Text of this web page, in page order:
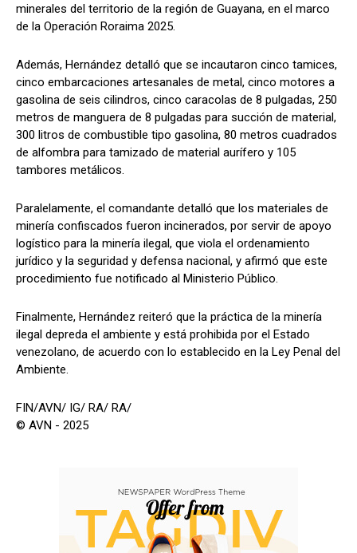
minerales del territorio de la región de Guayana, en el marco
de la Operación Roraima 2025.
Además, Hernández detalló que se incautaron cinco tamices,
cinco embarcaciones artesanales de metal, cinco motores a
gasolina de seis cilindros, cinco caracolas de 8 pulgadas, 250
metros de manguera de 8 pulgadas para succión de material,
300 litros de combustible tipo gasolina, 80 metros cuadrados
de alfombra para tamizado de material aurífero y 105
tambores metálicos.
Paralelamente, el comandante detalló que los materiales de
minería confiscados fueron incinerados, por servir de apoyo
logístico para la minería ilegal, que viola el ordenamiento
jurídico y la seguridad y defensa nacional, y afirmó que este
procedimiento fue notificado al Ministerio Público.
Finalmente, Hernández reiteró que la práctica de la minería
ilegal depreda el ambiente y está prohibida por el Estado
venezolano, de acuerdo con lo establecido en la Ley Penal del
Ambiente.
FIN/AVN/ IG/ RA/ RA/
© AVN - 2025